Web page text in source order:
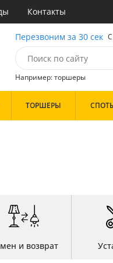
Контакты
Перезвоним за 30 сек
Например: торшеры
ТОРШЕРЫ
и возврат